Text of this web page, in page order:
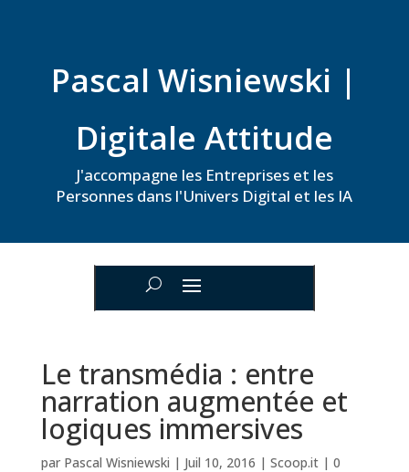
Pascal Wisniewski |
Digitale Attitude
J'accompagne les Entreprises et les
Personnes dans l'Univers Digital et les IA
Le transmédia : entre
narration augmentée et
logiques immersives
par Pascal Wisniewski | Juil 10, 2016 | Scoop.it| 0